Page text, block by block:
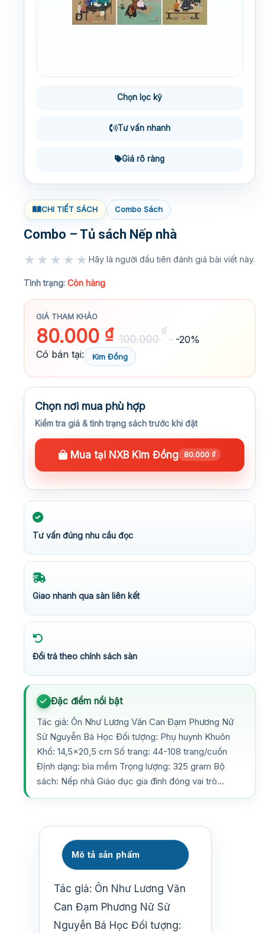
Chọn lọc kỹ
Tư vấn nhanh
Giá rõ ràng
CHI TIẾT SÁCH Combo Sách
Combo – Tủ sách Nếp nhà
★★★★★ Hãy là người đầu tiên đánh giá bài viết này.
Tình trạng: Còn hàng
GIÁ THAM KHẢO
80.000 ₫ 100.000
₫
-20%
Có bán tại:
Kim Đồng
Chọn nơi mua phù hợp
Kiểm tra giá & tình trạng sách trước khi đặt
Mua tại NXB Kim Đồng 80.000 ₫
Tư vấn đúng nhu cầu đọc
Giao nhanh qua sàn liên kết
Đổi trả theo chính sách sàn
Đặc điểm nổi bật
Tác giả: Ôn Như Lương Văn Can Đạm Phương Nữ
Sử Nguyễn Bá Học Đối tượng: Phụ huynh Khuôn
Khổ: 14,5×20,5 cm Số trang: 44-108 trang/cuốn
Định dạng: bìa mềm Trọng lượng: 325 gram Bộ
sách: Nếp nhà Giáo dục gia đình đóng vai trò…
Mô tả sản phẩm
Tác giả: Ôn Như Lương Văn
Can Đạm Phương Nữ Sử
Nguyễn Bá Học Đối tượng: